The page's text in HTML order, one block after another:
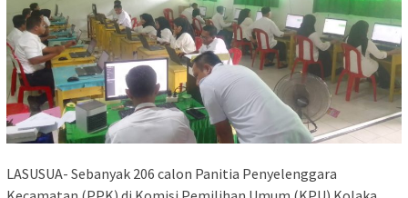
LASUSUA- Sebanyak 206 calon Panitia Penyelenggara